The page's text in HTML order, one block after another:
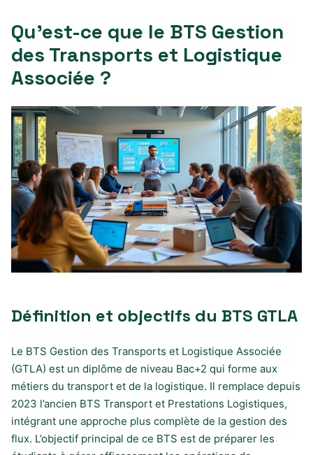
Qu’est-ce que le BTS Gestion
des Transports et Logistique
Associée ?
Définition et objectifs du BTS GTLA
Le BTS Gestion des Transports et Logistique Associée
(GTLA) est un diplôme de niveau Bac+2 qui forme aux
métiers du transport et de la logistique. Il remplace depuis
2023 l’ancien BTS Transport et Prestations Logistiques,
intégrant une approche plus complète de la gestion des
flux. L’objectif principal de ce BTS est de préparer les